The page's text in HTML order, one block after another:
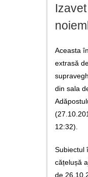
galerie
contact
Aceasta
extrasă
din sala
12:32).
Subiectul
cățelușă
de